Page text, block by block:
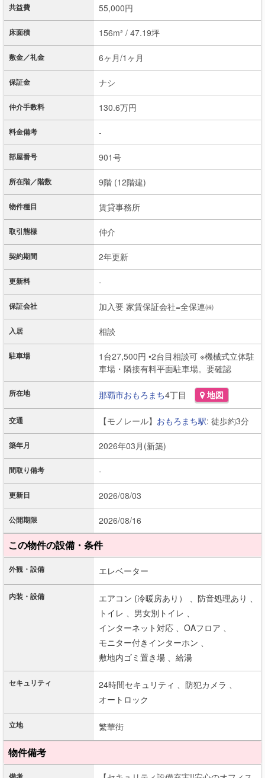
共益費 55,000円
床面積 156m² / 47.19坪
敷金／礼金 6ヶ月/1ヶ月
保証金 ナシ
仲介手数料 130.6万円
料金備考 -
部屋番号 901号
所在階／階数 9階 (12階建)
物件種目 賃貸事務所
取引態様 仲介
契約期間 2年更新
更新料 -
保証会社 加入要 家賃保証会社=全保連㈱
入居 相談
駐車場
1台27,500円 •2台目相談可 ※機械式立体駐
車場・隣接有料平面駐車場。要確認
所在地 那覇市おもろまち4丁目 地図
交通 【モノレール】 おもろまち駅: 徒歩約3分
築年月 2026年03月(新築)
間取り備考 -
更新日 2026/08/03
公開期限 2026/08/16
この物件の設備・条件
外観・設備 エレベーター
内装・設備 エアコン (冷暖房あり） 、 防音処理あり 、
トイレ 、 男女別トイレ 、
インターネット対応 、 OAフロア 、
モニター付きインターホン 、
敷地内ゴミ置き場 、 給湯
セキュリティ 24時間セキュリティ 、 防犯カメラ 、
オートロック
立地 繁華街
物件備考